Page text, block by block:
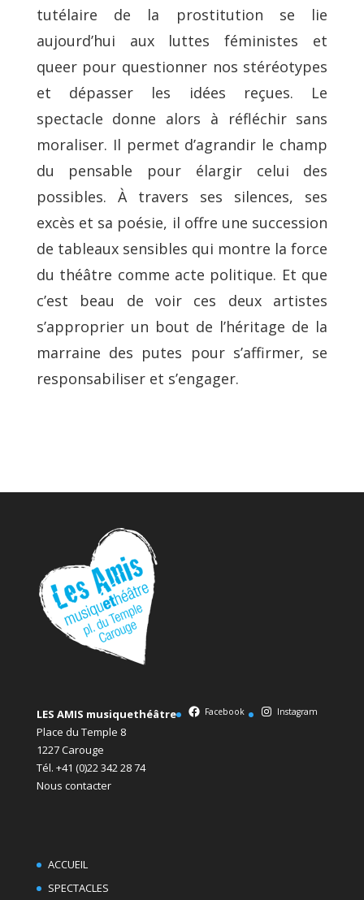
tutélaire de la prostitution se lie
aujourd’hui aux luttes féministes et
queer pour questionner nos stéréotypes
et dépasser les idées reçues. Le
spectacle donne alors à réfléchir sans
moraliser. Il permet d’agrandir le champ
du pensable pour élargir celui des
possibles. À travers ses silences, ses
excès et sa poésie, il offre une succession
de tableaux sensibles qui montre la force
du théâtre comme acte politique. Et que
c’est beau de voir ces deux artistes
s’approprier un bout de l’héritage de la
marraine des putes pour s’affirmer, se
responsabiliser et s’engager.
LES AMIS musiquethéâtre
Place du Temple 8
1227 Carouge
Tél. +41 (0)22 342 28 74
Nous contacter
Facebook Instagram
ACCUEIL
SPECTACLES